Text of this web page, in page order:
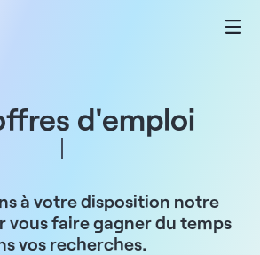
d'emploi
à votre disposition notre
vous faire gagner du temps
vos recherches.